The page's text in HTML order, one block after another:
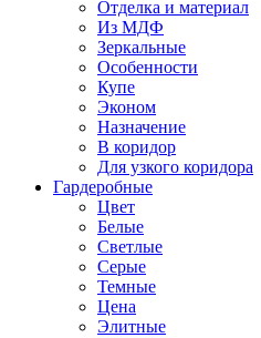
Отделка и материал
Из МДФ
Зеркальные
Особенности
Купе
Эконом
Назначение
В коридор
Для узкого коридора
Гардеробные
Цвет
Белые
Светлые
Серые
Темные
Цена
Элитные